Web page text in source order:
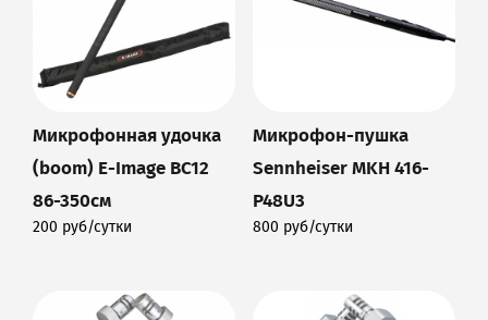
Микрофонная удочка
(boom) E-Image BC12
86-350см
200 руб/сутки
Микрофон-пушка
Sennheiser MKH 416-
P48U3
800 руб/сутки